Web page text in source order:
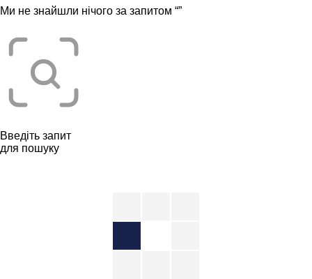
Ми не знайшли нічого за запитом “”
Введіть запит
для пошуку